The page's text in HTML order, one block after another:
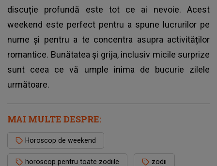
discuție profundă este tot ce ai nevoie. Acest
weekend este perfect pentru a spune lucrurilor pe
nume și pentru a te concentra asupra activităților
romantice. Bunătatea și grija, inclusiv micile surprize
sunt ceea ce vă umple inima de bucurie zilele
următoare.
MAI MULTE DESPRE:
Horoscop de weekend
horoscop pentru toate zodiile zodii